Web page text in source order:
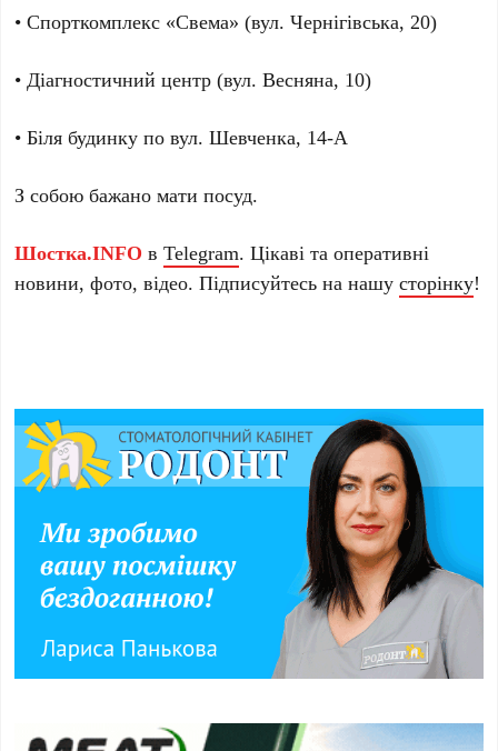
• Спорткомплекс «Свема» (вул. Чернігівська, 20)
• Діагностичний центр (вул. Весняна, 10)
• Біля будинку по вул. Шевченка, 14-А
З собою бажано мати посуд.
Шостка.INFO вTelegram. Цікаві та оперативні
новини, фото, відео. Підписуйтесь на нашусторінку!